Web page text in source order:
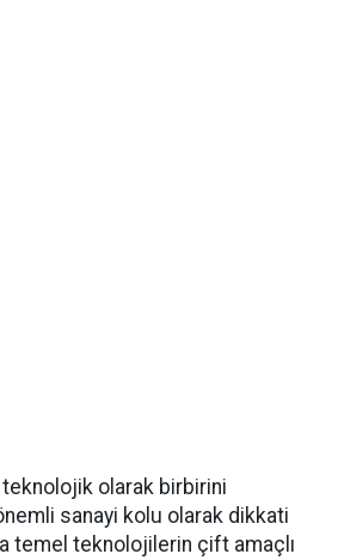
teknolojik olarak birbirini
sanayi kolu olarak dikkati
temel teknolojilerin çift amaçlı